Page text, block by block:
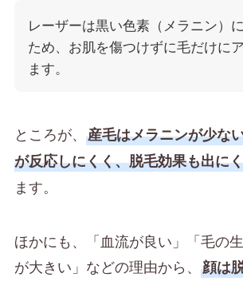
レーザーは黒い色素（メラニン）
ため、お肌を傷つけずに毛だけに
ます。
ところが、 産毛はメラニンが少な
が反応しにくく、脱毛効果も出に
ます。
ほかにも、「血流が良い」「毛の
が大きい」などの理由から、 顔は